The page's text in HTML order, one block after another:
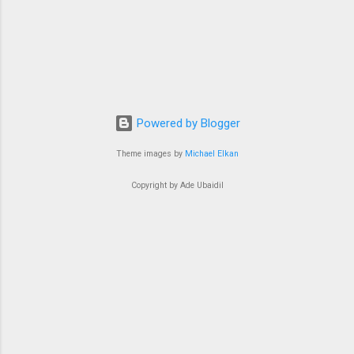
Powered by Blogger
Theme images by Michael Elkan
Copyright by Ade Ubaidil